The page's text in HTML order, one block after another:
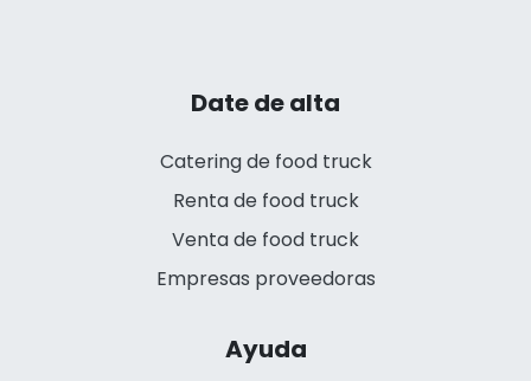
Date de alta
Catering de food truck
Renta de food truck
Venta de food truck
Empresas proveedoras
Ayuda